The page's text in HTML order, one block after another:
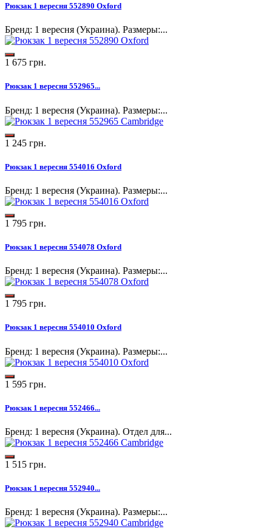
Рюкзак 1 вересня 552890 Oxford
Бренд: 1 вересня (Украина). Размеры:...
1 675 грн.
Рюкзак 1 вересня 552965...
Бренд: 1 вересня (Украина). Размеры:...
1 245 грн.
Рюкзак 1 вересня 554016 Oxford
Бренд: 1 вересня (Украина). Размеры:...
1 795 грн.
Рюкзак 1 вересня 554078 Oxford
Бренд: 1 вересня (Украина). Размеры:...
1 795 грн.
Рюкзак 1 вересня 554010 Oxford
Бренд: 1 вересня (Украина). Размеры:...
1 595 грн.
Рюкзак 1 вересня 552466...
Бренд: 1 вересня (Украина). Отдел для...
1 515 грн.
Рюкзак 1 вересня 552940...
Бренд: 1 вересня (Украина). Размеры:...